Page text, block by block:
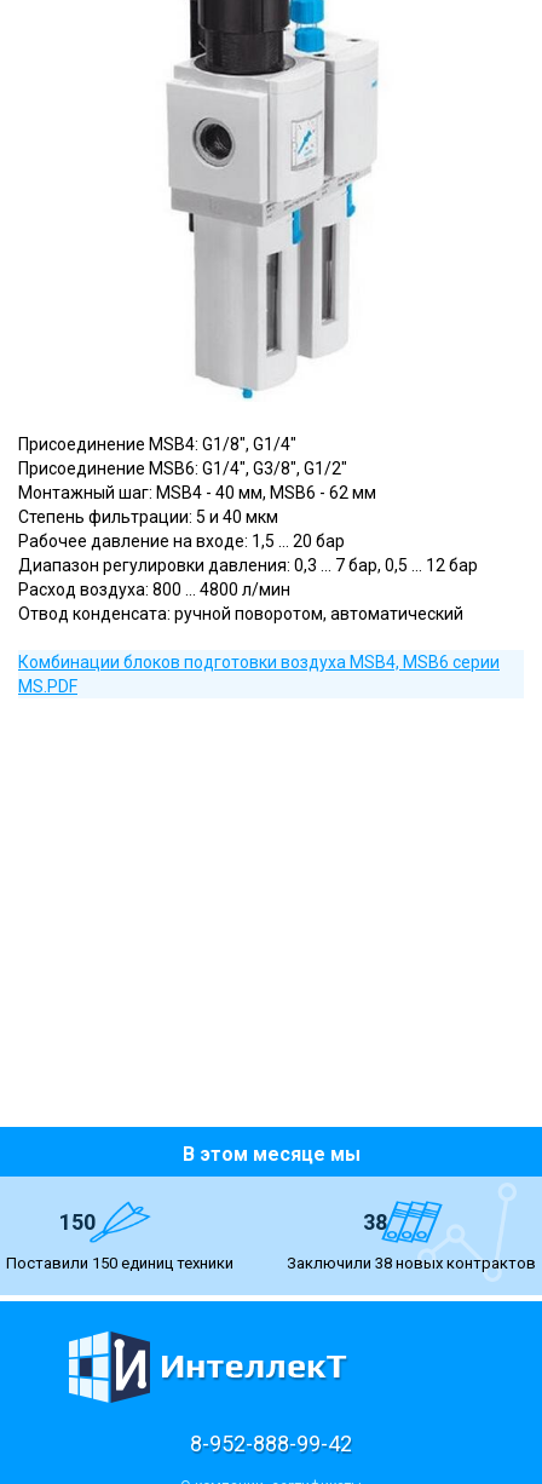
Присоединение MSB4: G1/8", G1/4"
Присоединение MSB6: G1/4", G3/8", G1/2"
Монтажный шаг: MSB4 - 40 мм, MSB6 - 62 мм
Степень фильтрации: 5 и 40 мкм
Рабочее давление на входе: 1,5 ... 20 бар
Диапазон регулировки давления: 0,3 ... 7 бар, 0,5 ... 12 бар
Расход воздуха: 800 ... 4800 л/мин
Отвод конденсата: ручной поворотом, автоматический
Комбинации блоков подготовки воздуха MSB4, MSB6 серии
MS.PDF
В этом месяце мы
150
Поставили 150 единиц техники
38
Заключили 38 новых контрактов
8-952-888-99-42